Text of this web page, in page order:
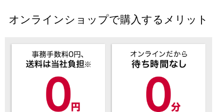
オンラインショップで購入するメリット